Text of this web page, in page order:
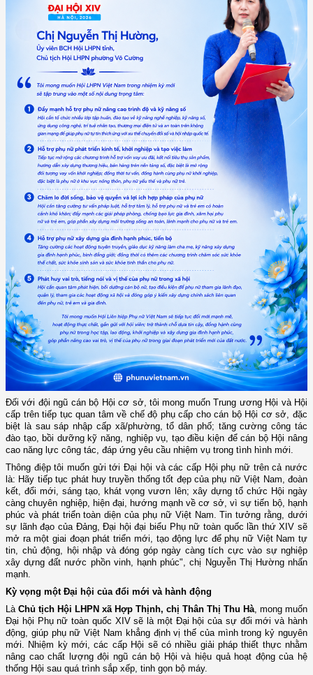
Đối với đội ngũ cán bộ Hội cơ sở, tôi mong muốn Trung ương Hội và Hội
cấp trên tiếp tục quan tâm về chế độ phụ cấp cho cán bộ Hội cơ sở, đặc
biệt là sau sáp nhập cấp xã/phường, tổ dân phố; tăng cường công tác
đào tạo, bồi dưỡng kỹ năng, nghiệp vụ, tạo điều kiện để cán bộ Hội nâng
cao năng lực công tác, đáp ứng yêu cầu nhiệm vụ trong tình hình mới.
Thông điệp tôi muốn gửi tới Đại hội và các cấp Hội phụ nữ trên cả nước
là: Hãy tiếp tục phát huy truyền thống tốt đẹp của phụ nữ Việt Nam, đoàn
kết, đổi mới, sáng tạo, khát vọng vươn lên; xây dựng tổ chức Hội ngày
càng chuyên nghiệp, hiện đại, hướng mạnh về cơ sở, vì sự tiến bộ, hạnh
phúc và phát triển toàn diện của phụ nữ Việt Nam. Tin tưởng rằng, dưới
sự lãnh đạo của Đảng, Đại hội đại biểu Phụ nữ toàn quốc lần thứ XIV sẽ
mở ra một giai đoạn phát triển mới, tạo động lực để phụ nữ Việt Nam tự
tin, chủ động, hội nhập và đóng góp ngày càng tích cực vào sự nghiệp
xây dựng đất nước phồn vinh, hạnh phúc", chị Nguyễn Thị Hường nhấn
mạnh.
Kỳ vọng một Đại hội của đổi mới và hành động
Là Chủ tịch Hội LHPN xã Hợp Thịnh, chị Thân Thị Thu Hà, mong muốn
Đại hội Phụ nữ toàn quốc XIV sẽ là một Đại hội của sự đổi mới và hành
động, giúp phụ nữ Việt Nam khẳng định vị thế của mình trong kỷ nguyên
mới. Nhiệm kỳ mới, các cấp Hội sẽ có nhiều giải pháp thiết thực nhằm
nâng cao chất lượng đội ngũ cán bộ Hội và hiệu quả hoạt động của hệ
thống Hội sau quá trình sắp xếp, tinh gọn bộ máy.